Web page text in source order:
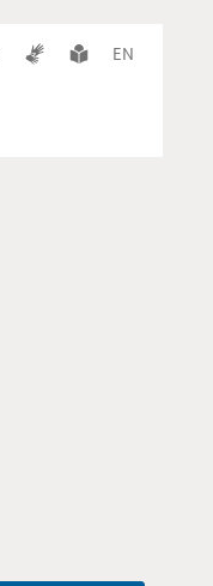
EN